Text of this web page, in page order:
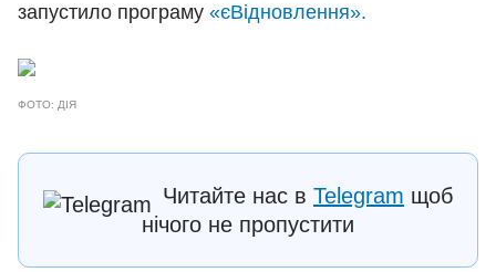
запустило програму «єВідновлення».
ФОТО: ДІЯ
Читайте нас в Telegram щоб
нічого не пропустити